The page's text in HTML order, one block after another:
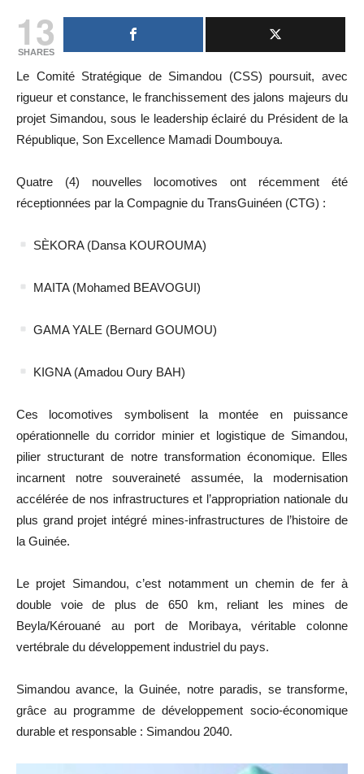
13
SHARES
Le Comité Stratégique de Simandou (CSS) poursuit, avec
rigueur et constance, le franchissement des jalons majeurs du
projet Simandou, sous le leadership éclairé du Président de la
République, Son Excellence Mamadi Doumbouya.
Quatre (4) nouvelles locomotives ont récemment été
réceptionnées par la Compagnie du TransGuinéen (CTG) :
SÈKORA (Dansa KOUROUMA)
MAITA (Mohamed BEAVOGUI)
GAMA YALE (Bernard GOUMOU)
KIGNA (Amadou Oury BAH)
Ces locomotives symbolisent la montée en puissance
opérationnelle du corridor minier et logistique de Simandou,
pilier structurant de notre transformation économique. Elles
incarnent notre souveraineté assumée, la modernisation
accélérée de nos infrastructures et l’appropriation nationale du
plus grand projet intégré mines-infrastructures de l’histoire de
la Guinée.
Le projet Simandou, c’est notamment un chemin de fer à
double voie de plus de 650 km, reliant les mines de
Beyla/Kérouané au port de Moribaya, véritable colonne
vertébrale du développement industriel du pays.
Simandou avance, la Guinée, notre paradis, se transforme,
grâce au programme de développement socio-économique
durable et responsable : Simandou 2040.